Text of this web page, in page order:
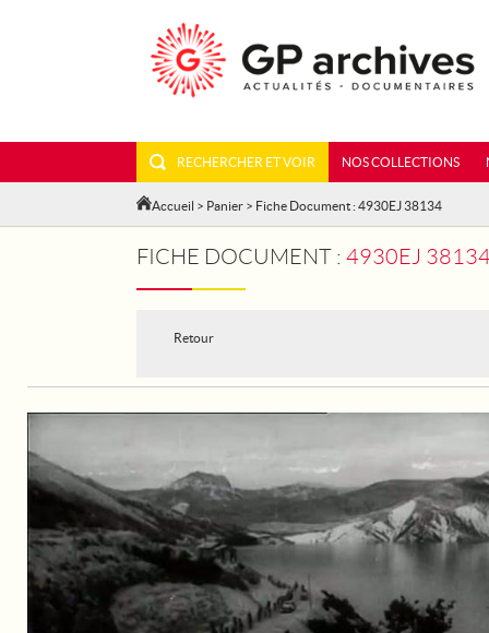
RECHERCHER ET VOIR NOS COLLECTIONS
Accueil > Panier > Fiche Document : 4930EJ 38134
FICHE DOCUMENT : 4930EJ 38134
Retour